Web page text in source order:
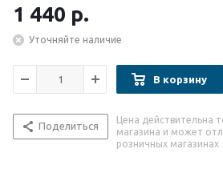
1 440 р.
Уточняйте наличие
В корзину
Поделиться
Цена действительна
магазина и может
розничных магазинах